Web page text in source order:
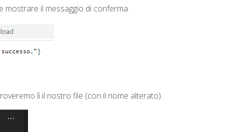
mostrare il messaggio di conferma.
lì il nostro file (con il nome alterato).